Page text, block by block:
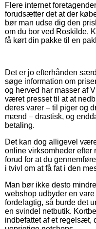
Flere internet
forudsætter det at der
bør man udse dig den
om du bor ved Roskilde,
få kørt din pakke til en
Det er jo efterhånden
søge information om
og herved har masser af
været presset til at at
deres varer – til piger og
mænd – drastisk, og
betaling.
Det kan dog alligevel
online virksomheder efter
forud for at du
i tvivl om at få fat i den
Man bør ikke desto
webshop udbyder en
fordelagtig, så burde det
en svindel netbutik.
indbefattet af et regelsæt,